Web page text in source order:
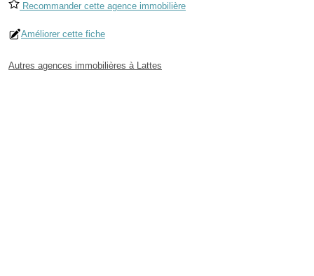
Recommander cette agence immobilière
Améliorer cette fiche
Autres agences immobilières à Lattes